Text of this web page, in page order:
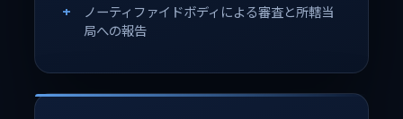
ノーティファイドボディによる審査と所轄当
局への報告